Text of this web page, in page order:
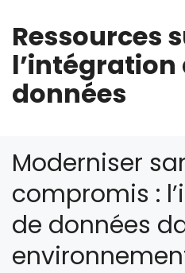
Ressources
l’intégration
données
Moderniser
compromis :
de données